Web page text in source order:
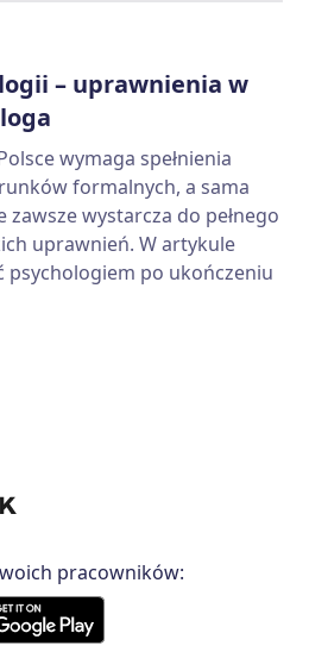
– uprawnienia w
wymaga spełnienia
formalnych, a sama
zawsze wystarcza do pełnego
uprawnień. W artykule
psychologiem po ukończeniu
Sprawdzamy też, jakie
psychologii –
pracowników: